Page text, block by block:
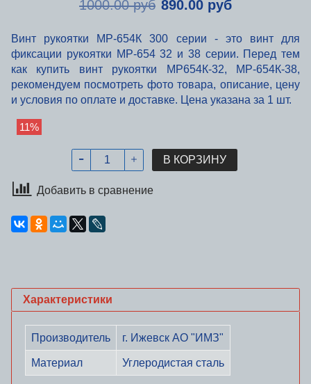
1000.00 руб 890.00 руб
Винт рукоятки МР-654К 300 серии - это винт для
фиксации рукоятки МР-654 32 и 38 серии. Перед тем
как купить винт рукоятки МР654К-32, МР-654К-38,
рекомендуем посмотреть фото товара, описание, цену
и условия по оплате и доставке. Цена указана за 1 шт.
11%
В КОРЗИНУ
Добавить в сравнение
Характеристики
Производитель г. Ижевск АО "ИМЗ"
Материал Углеродистая сталь